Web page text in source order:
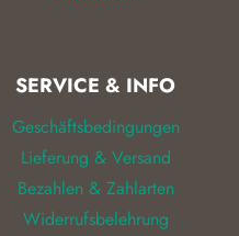
SERVICE & INFO
Geschäftsbedingungen
Lieferung & Versand
Bezahlen & Zahlarten
Widerrufsbelehrung